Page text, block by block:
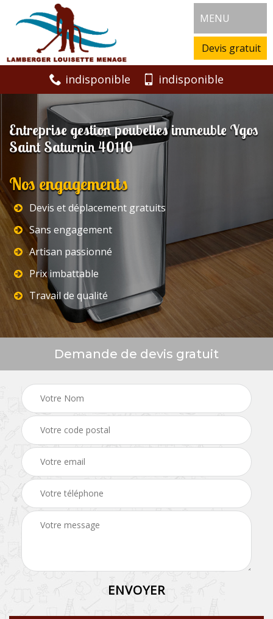
MENU
Devis gratuit
indisponible indisponible
Entreprise gestion poubelles immeuble Ygos
Saint Saturnin 40110
Nos engagements
Devis et déplacement gratuits
Sans engagement
Artisan passionné
Prix imbattable
Travail de qualité
Demande de devis gratuit